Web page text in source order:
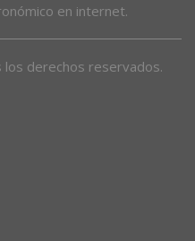
en internet.
derechos reservados.